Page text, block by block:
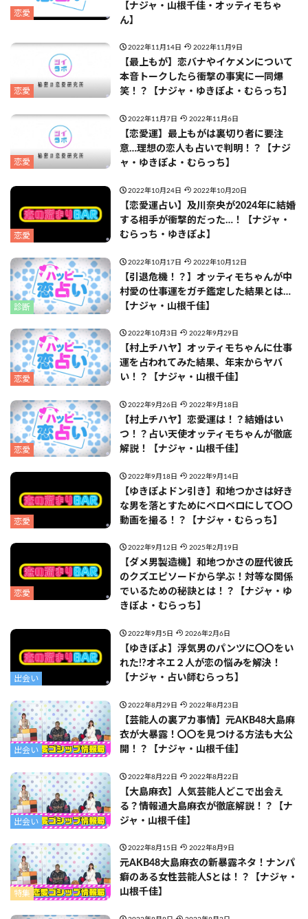
恋愛
【ナジャ・山根千佳・オッティモちゃ
ん】
恋愛
2022年11月14日 2022年11月9日
【最上もが】恋バナやイケメンについて
本音トークしたら衝撃の事実に一同爆
笑！？【ナジャ・ゆきぽよ・むらっち】
恋愛
2022年11月7日 2022年11月6日
【恋愛運】最上もがは裏切り者に要注
意…理想の恋人も占いで判明！？【ナジ
ャ・ゆきぽよ・むらっち】
恋愛
2022年10月24日 2022年10月20日
【恋愛運占い】及川奈央が2024年に結婚
する相手が衝撃的だった…！【ナジャ・
むらっち・ゆきぽよ】
診断
2022年10月17日 2022年10月12日
【引退危機！？】オッティモちゃんが中
村愛の仕事運をガチ鑑定した結果とは…
【ナジャ・山根千佳】
恋愛
2022年10月3日 2022年9月29日
【村上チハヤ】オッティモちゃんに仕事
運を占われてみた結果、年末からヤバ
い！？【ナジャ・山根千佳】
恋愛
2022年9月26日 2022年9月18日
【村上チハヤ】恋愛運は！？結婚はい
つ！？占い天使オッティモちゃんが徹底
解説！【ナジャ・山根千佳】
恋愛
2022年9月18日 2022年9月14日
【ゆきぽよドン引き】和地つかさは好き
な男を落とすためにベロベロにして〇〇
動画を撮る！？【ナジャ・むらっち】
恋愛
2022年9月12日 2025年2月19日
【ダメ男製造機】和地つかさの歴代彼氏
のクズエピソードから学ぶ！対等な関係
でいるための秘訣とは！？【ナジャ・ゆ
きぽよ・むらっち】
出会い
2022年9月5日 2026年2月6日
【ゆきぽよ】浮気男のパンツに〇〇をい
れた!?オネエ２人が恋の悩みを解決！
【ナジャ・占い師むらっち】
出会い
2022年8月29日 2022年8月23日
【芸能人の裏アカ事情】元AKB48大島麻
衣が大暴露！〇〇を見つける方法も大公
開！？【ナジャ・山根千佳】
出会い
2022年8月22日 2022年8月22日
【大島麻衣】人気芸能人どこで出会え
る？情報通大島麻衣が徹底解説！？【ナ
ジャ・山根千佳】
特集
2022年8月15日 2022年8月9日
元AKB48大島麻衣の新暴露ネタ！ナンパ
癖のある女性芸能人Sとは！？【ナジャ・
山根千佳】